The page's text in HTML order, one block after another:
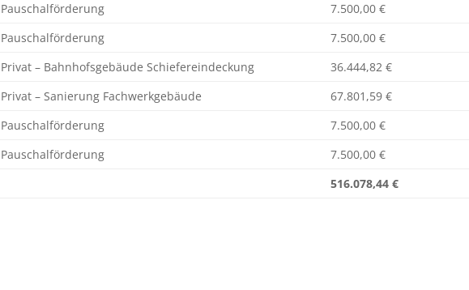
Pauschalförderung
7.500,00 €
Pauschalförderung
7.500,00 €
Privat – Bahnhofsgebäude Schiefereindeckung
36.444,82 €
Privat – Sanierung Fachwerkgebäude
67.801,59 €
Pauschalförderung
7.500,00 €
Pauschalförderung
7.500,00 €
516.078,44 €